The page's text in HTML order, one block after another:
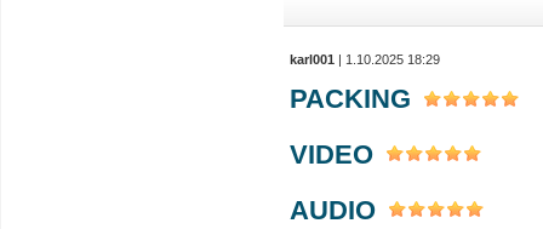
karl001 | 1.10.2025 18:29
PACKING
VIDEO
AUDIO